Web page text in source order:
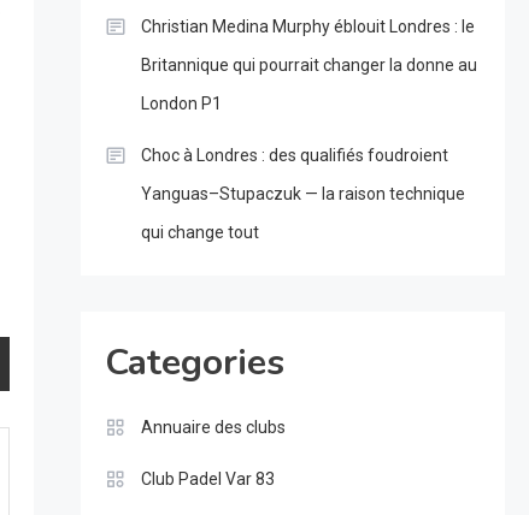
Christian Medina Murphy éblouit Londres : le
Britannique qui pourrait changer la donne au
London P1
Choc à Londres : des qualifiés foudroient
Yanguas–Stupaczuk — la raison technique
qui change tout
Categories
Annuaire des clubs
Club Padel Var 83